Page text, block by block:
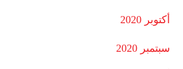
أكتوبر 2020
سبتمبر 2020